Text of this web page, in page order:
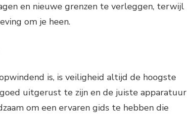
en nieuwe grenzen te verleggen, terwijl
om je heen.
is, is veiligheid altijd de hoogste
uitgerust te zijn en de juiste apparatuur
om een ervaren gids te hebben die